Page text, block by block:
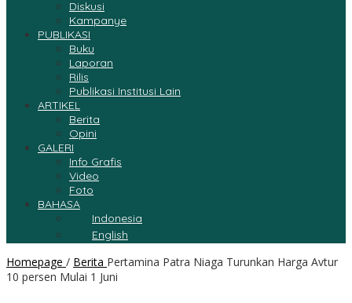
Diskusi
Kampanye
PUBLIKASI
Buku
Laporan
Rilis
Publikasi Institusi Lain
ARTIKEL
Berita
Opini
GALERI
Info Grafis
Video
Foto
BAHASA
Indonesia
English
Homepage / Berita Pertamina Patra Niaga Turunkan Harga Avtur
10 persen Mulai 1 Juni